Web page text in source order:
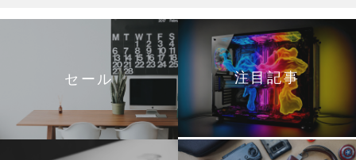
セール 注目記事